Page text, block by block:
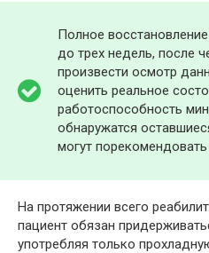
Полное
до трех недель, после
произвести осмотр
оценить реальное
работоспособность
обнаружатся
могут
На протяжении всего
пациент обязан
употребляя только